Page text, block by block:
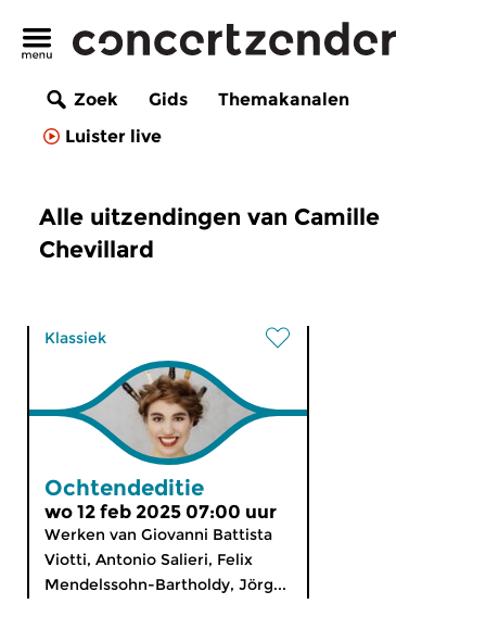
Zoek Gids
Themakanalen
Luister live
Alle uitzendingen van Camille
Chevillard
Klassiek
Ochtendeditie
wo 12 feb 2025 07:00 uur
Werken van Giovanni Battista
Viotti, Antonio Salieri, Felix
Mendelssohn-Bartholdy, Jörg...